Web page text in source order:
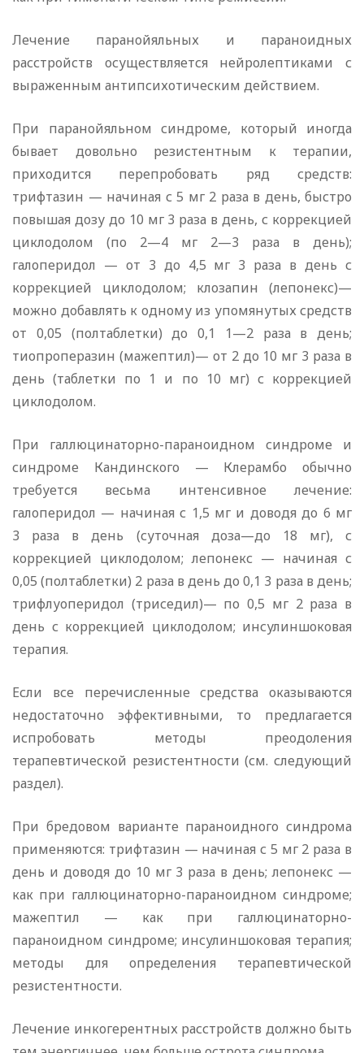
Лечение паранойяльных и параноидных
расстройств осуществляется нейролептиками с
выраженным антипсихотическим действием.
При паранойяльном синдроме, который иногда
бывает довольно резистентным к терапии,
приходится перепробовать ряд средств:
трифтазин — начиная с 5 мг 2 раза в день, быстро
повышая дозу до 10 мг 3 раза в день, с коррекцией
циклодолом (по 2—4 мг 2—3 раза в день);
галоперидол — от 3 до 4,5 мг 3 раза в день с
коррекцией циклодолом; клозапин (лепонекс)—
можно добавлять к одному из упомянутых средств
от 0,05 (полтаблетки) до 0,1 1—2 раза в день;
тиопроперазин (мажептил)— от 2 до 10 мг 3 раза в
день (таблетки по 1 и по 10 мг) с коррекцией
циклодолом.
При галлюцинаторно-параноидном синдроме и
синдроме Кандинского — Клерамбо обычно
требуется весьма интенсивное лечение:
галоперидол — начиная с 1,5 мг и доводя до 6 мг
3 раза в день (суточная доза—до 18 мг), с
коррекцией циклодолом; лепонекс — начиная с
0,05 (полтаблетки) 2 раза в день до 0,1 3 раза в день;
трифлуоперидол (триседил)— по 0,5 мг 2 раза в
день с коррекцией циклодолом; инсулиншоковая
терапия.
Если все перечисленные средства оказываются
недостаточно эффективными, то предлагается
испробовать методы преодоления
терапевтической резистентности (см. следующий
раздел).
При бредовом варианте параноидного синдрома
применяются: трифтазин — начиная с 5 мг 2 раза в
день и доводя до 10 мг 3 раза в день; лепонекс —
как при галлюцинаторно-параноидном синдроме;
мажептил — как при галлюцинаторно-
параноидном синдроме; инсулиншоковая терапия;
методы для определения терапевтической
резистентности.
Лечение инкогерентных расстройств должно быть